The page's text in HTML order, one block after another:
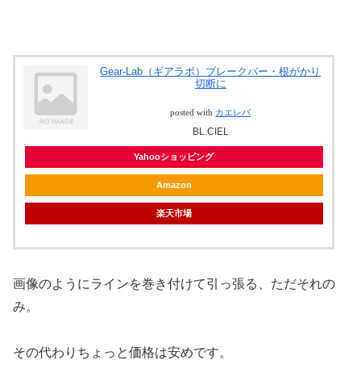
Gear-Lab（ギアラボ）ブレークバー・根がかり
切断に
posted with カエレバ
BL.CIEL
Yahooショッピング
Amazon
楽天市場
画像のようにラインを巻き付けて引っ張る、ただそれの
み。
その代わりちょっと価格は安めです。